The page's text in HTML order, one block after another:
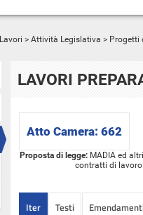
Lavori > Attività Legislativa > Progetti
LAVORI
Atto Camera: 662
Proposta di legge:MADIA ed
contratti di
Iter Testi